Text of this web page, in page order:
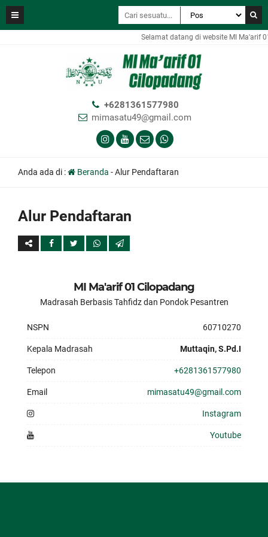
Selamat datang di website MI Ma'arif
+6281361577980
mimasatu49@gmail.com
Anda ada di : Beranda -Alur Pendaftaran
Alur Pendaftaran
MI Ma'arif 01 Cilopadang
Madrasah Berbasis Tahfidz dan Pondok Pesantren
NSPN 60710270
Kepala Madrasah Muttaqin, S.Pd.I
Telepon +6281361577980
Email mimasatu49@gmail.com
Instagram
Youtube